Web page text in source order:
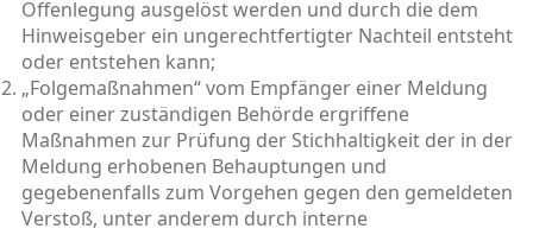
Offenlegung ausgelöst werden und durch die dem
Hinweisgeber ein ungerechtfertigter Nachteil entsteht
oder entstehen kann;
„Folgemaßnahmen“ vom Empfänger einer Meldung
oder einer zuständigen Behörde ergriffene
Maßnahmen zur Prüfung der Stichhaltigkeit der in der
Meldung erhobenen Behauptungen und
gegebenenfalls zum Vorgehen gegen den gemeldeten
Verstoß, unter anderem durch interne